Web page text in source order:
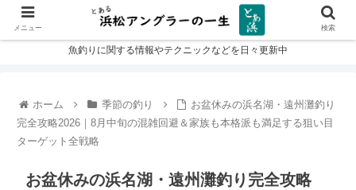
魚釣りに関する情報やテクニックなどを日々更新中
ホーム 季節の釣り
お盆休みの浜名湖・遠州灘釣り
完全攻略2026｜8月中旬の混雑回避＆家族も本格派も満足する狙い目
ターゲット全戦略
お盆休みの浜名湖・遠州灘釣り完全攻略
メニュー 検索